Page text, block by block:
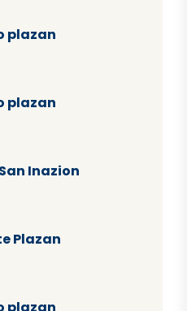
plazan
plazan
Inazion
Plazan